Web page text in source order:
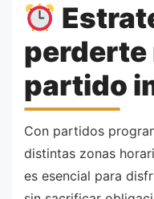
perderte
partido
Con partidos
distintas zonas
es esencial para